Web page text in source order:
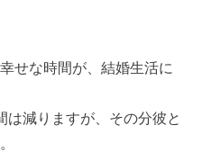
せな時間が、結婚生活に
は減りますが、その分彼と